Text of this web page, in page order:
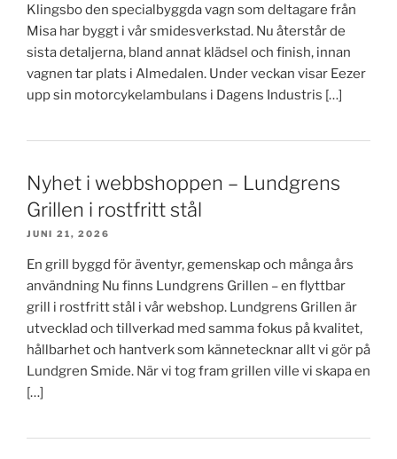
Klingsbo den specialbyggda vagn som deltagare från
Misa har byggt i vår smidesverkstad. Nu återstår de
sista detaljerna, bland annat klädsel och finish, innan
vagnen tar plats i Almedalen. Under veckan visar Eezer
upp sin motorcykelambulans i Dagens Industris […]
Nyhet i webbshoppen – Lundgrens
Grillen i rostfritt stål
JUNI 21, 2026
En grill byggd för äventyr, gemenskap och många års
användning Nu finns Lundgrens Grillen – en flyttbar
grill i rostfritt stål i vår webshop. Lundgrens Grillen är
utvecklad och tillverkad med samma fokus på kvalitet,
hållbarhet och hantverk som kännetecknar allt vi gör på
Lundgren Smide. När vi tog fram grillen ville vi skapa en
[…]